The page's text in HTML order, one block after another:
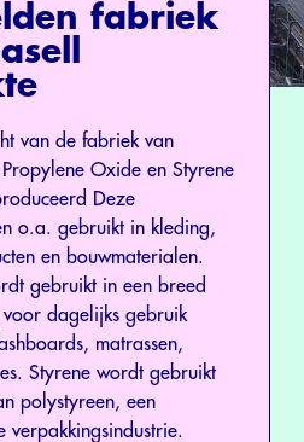
fabriek
van de fabriek van
Oxide en Styrene
Deze
o.a. gebruikt in kleding,
en bouwmaterialen.
gebruikt in een breed
dagelijks gebruik
matrassen,
Styrene wordt gebruikt
polystyreen, een
verpakkingsindustrie.